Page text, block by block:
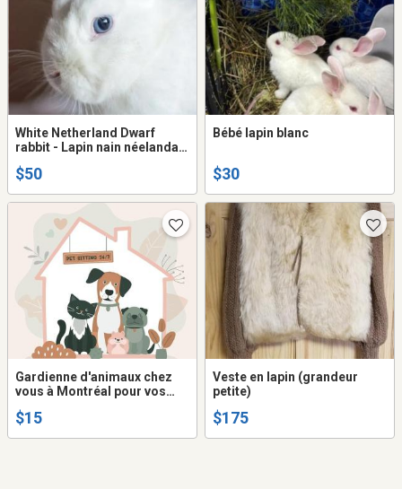
White Netherland Dwarf
rabbit - Lapin nain néelandais
$50
Bébé lapin blanc
$30
Gardienne d'animaux chez
vous à Montréal pour vos
$15
Veste en lapin (grandeur
petite)
$175